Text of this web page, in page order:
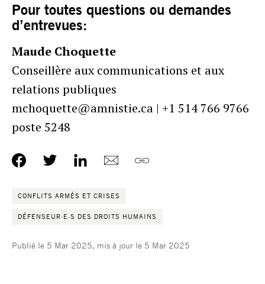
Pour toutes questions ou demandes
d’entrevues:
Maude Choquette
Conseillère aux communications et aux
relations publiques
mchoquette@amnistie.ca | +1 514 766 9766
poste 5248
CONFLITS ARMÉS ET CRISES
DÉFENSEUR·E·S DES DROITS HUMAINS
Publié le 5 Mar 2025, mis à jour le 5 Mar 2025